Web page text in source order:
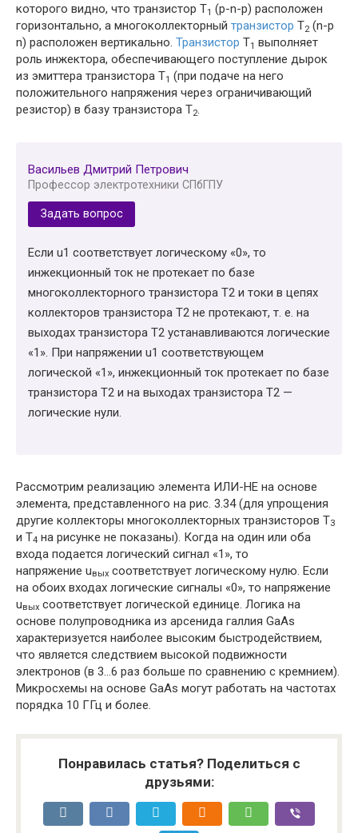
которого видно, что транзистор T1 (p-n-p) расположен
горизонтально, а многоколлекторный транзистор Т2 (n-p
n) расположен вертикально. Транзистор T1 выполняет
роль инжектора, обеспечивающего поступление дырок
из эмиттера транзистора T1 (при подаче на него
положительного напряжения через ограничивающий
резистор) в базу транзистора Т2.
Васильев Дмитрий Петрович
Профессор электротехники СПбГПУ
Задать вопрос
Если u1 соответствует логическому «0», то
инжекционный ток не протекает по базе
многоколлекторного транзистора Т2 и токи в цепях
коллекторов транзистора Т2 не протекают, т. е. на
выходах транзистора Т2 устанавливаются логические
«1». При напряжении u1 соответствующем
логической «1», инжекционный ток протекает по базе
транзистора Т2 и на выходах транзистора Т2 —
логические нули.
Рассмотрим реализацию элемента ИЛИ-НЕ на основе
элемента, представленного на рис. 3.34 (для упрощения
другие коллекторы многоколлекторных транзисторов Т3
и Т4 на рисунке не показаны). Когда на один или оба
входа подается логический сигнал «1», то
напряжение uвых соответствует логическому нулю. Если
на обоих входах логические сигналы «0», то напряжение
uвых соответствует логической единице. Логика на
основе полупроводника из арсенида галлия GaAs
характеризуется наиболее высоким быстродействием,
что является следствием высокой подвижности
электронов (в 3…6 раз больше по сравнению с кремнием).
Микросхемы на основе GaAs могут работать на частотах
порядка 10 ГГц и более.
Понравилась статья? Поделиться с
друзьями: